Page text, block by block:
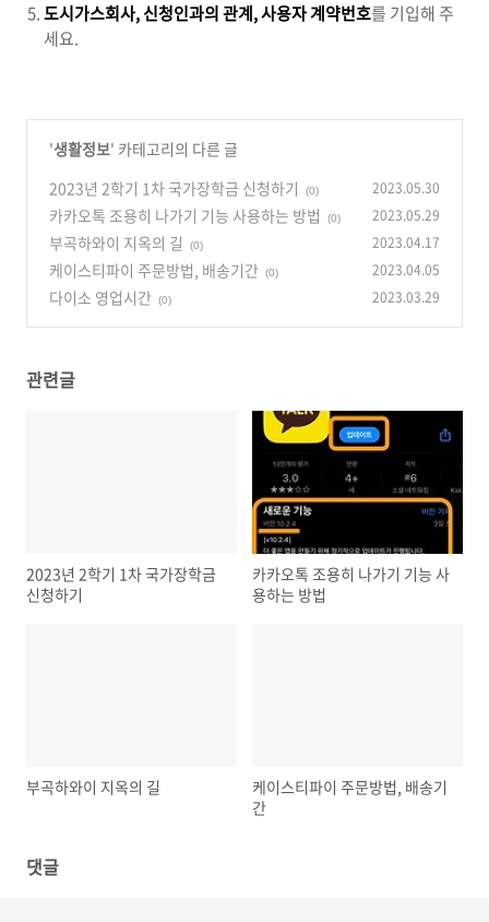
도시가스회사, 신청인과의 관계, 사용자 계약번호를 기입해 주
세요.
'생활정보' 카테고리의 다른 글
2023년 2학기 1차 국가장학금 신청하기
(0) 2023.05.30
카카오톡 조용히 나가기 기능 사용하는 방법 (0) 2023.05.29
부곡하와이 지옥의 길 (0) 2023.04.17
케이스티파이 주문방법, 배송기간 (0) 2023.04.05
다이소 영업시간 (0) 2023.03.29
관련글
2023년 2학기 1차 국가장학금
신청하기
카카오톡 조용히 나가기 기능 사
용하는 방법
부곡하와이 지옥의 길
케이스티파이 주문방법, 배송기
간
댓글